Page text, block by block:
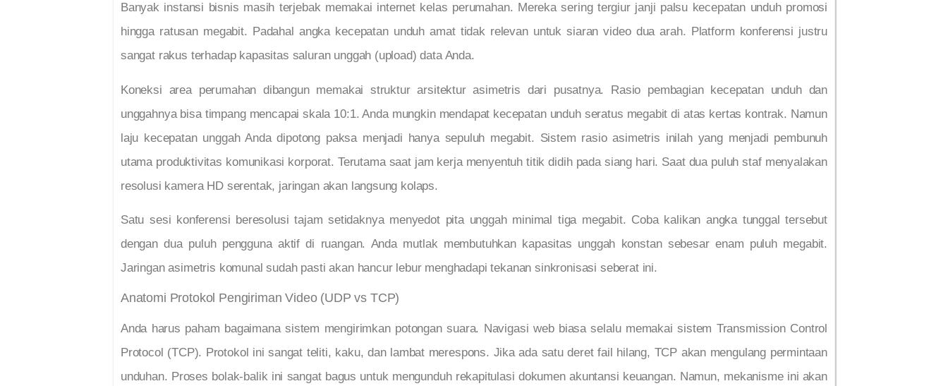
Banyak instansi bisnis masih terjebak memakai internet kelas perumahan. Mereka sering tergiur janji palsu kecepatan unduh promosi
hingga ratusan megabit. Padahal angka kecepatan unduh amat tidak relevan untuk siaran video dua arah. Platform konferensi justru
sangat rakus terhadap kapasitas saluran unggah (upload) data Anda.
Koneksi area perumahan dibangun memakai struktur arsitektur asimetris dari pusatnya. Rasio pembagian kecepatan unduh dan
unggahnya bisa timpang mencapai skala 10:1. Anda mungkin mendapat kecepatan unduh seratus megabit di atas kertas kontrak. Namun
laju kecepatan unggah Anda dipotong paksa menjadi hanya sepuluh megabit. Sistem rasio asimetris inilah yang menjadi pembunuh
utama produktivitas komunikasi korporat. Terutama saat jam kerja menyentuh titik didih pada siang hari. Saat dua puluh staf menyalakan
resolusi kamera HD serentak, jaringan akan langsung kolaps.
Satu sesi konferensi beresolusi tajam setidaknya menyedot pita unggah minimal tiga megabit. Coba kalikan angka tunggal tersebut
dengan dua puluh pengguna aktif di ruangan. Anda mutlak membutuhkan kapasitas unggah konstan sebesar enam puluh megabit.
Jaringan asimetris komunal sudah pasti akan hancur lebur menghadapi tekanan sinkronisasi seberat ini.
Anatomi Protokol Pengiriman Video (UDP vs TCP)
Anda harus paham bagaimana sistem mengirimkan potongan suara. Navigasi web biasa selalu memakai sistem Transmission Control
Protocol (TCP). Protokol ini sangat teliti, kaku, dan lambat merespons. Jika ada satu deret fail hilang, TCP akan mengulang permintaan
unduhan. Proses bolak-balik ini sangat bagus untuk mengunduh rekapitulasi dokumen akuntansi keuangan. Namun, mekanisme ini akan